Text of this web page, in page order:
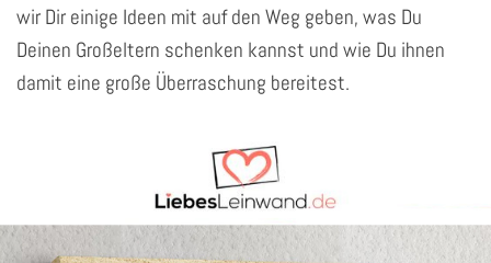
wir Dir einige Ideen mit auf den Weg geben, was Du
Deinen Großeltern schenken kannst und wie Du ihnen
damit eine große Überraschung bereitest.